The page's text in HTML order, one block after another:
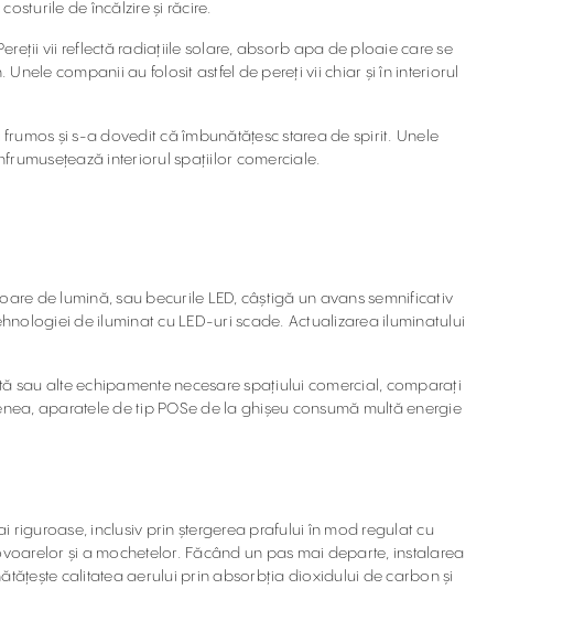
de încălzire și răcire.
vii reflectă radiațiile solare, absorb apa de ploaie care se
companii au folosit astfel de pereți vii chiar și în interiorul
și s-a dovedit că îmbunătățesc starea de spirit. Unele
interiorul spațiilor comerciale.
de lumină, sau becurile LED, câștigă un avans semnificativ
de iluminat cu LED-uri scade. Actualizarea iluminatului
sau alte echipamente necesare spațiului comercial, comparați
aparatele de tip POSe de la ghișeu consumă multă energie
inclusiv prin ștergerea prafului în mod regulat cu
și a mochetelor. Făcând un pas mai departe, instalarea
calitatea aerului prin absorbția dioxidului de carbon și